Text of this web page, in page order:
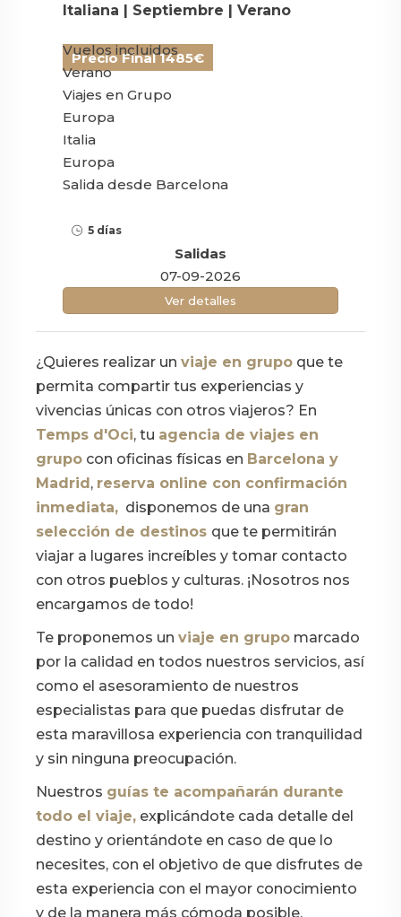
Precio Final 1485€
Italiana | Septiembre | Verano
Vuelos incluidos
Verano
Viajes en Grupo
Europa
Italia
Europa
Salida desde Barcelona
5 días
Salidas
07-09-2026
Ver detalles
¿Quieres realizar un viaje en grupo que te
permita compartir tus experiencias y
vivencias únicas con otros viajeros? En
Temps d'Oci, tu agencia de viajes en
grupo con oficinas físicas en Barcelona y
Madrid, reserva online con confirmación
inmediata, disponemos de una gran
selección de destinos que te permitirán
viajar a lugares increíbles y tomar contacto
con otros pueblos y culturas. ¡Nosotros nos
encargamos de todo!
Te proponemos un viaje en grupo marcado
por la calidad en todos nuestros servicios, así
como el asesoramiento de nuestros
especialistas para que puedas disfrutar de
esta maravillosa experiencia con tranquilidad
y sin ninguna preocupación.
Nuestros guías te acompañarán durante
todo el viaje, explicándote cada detalle del
destino y orientándote en caso de que lo
necesites, con el objetivo de que disfrutes de
esta experiencia con el mayor conocimiento
y de la manera más cómoda posible.